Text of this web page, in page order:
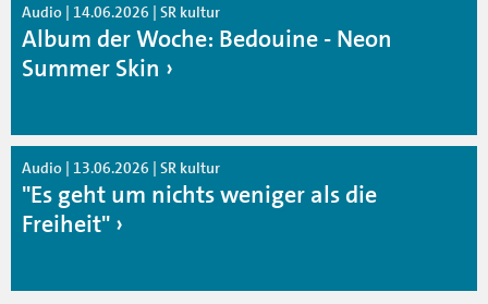
Audio | 14.06.2026 | SR kultur
Album der Woche: Bedouine - Neon
Summer Skin
Audio | 13.06.2026 | SR kultur
"Es geht um nichts weniger als die
Freiheit"